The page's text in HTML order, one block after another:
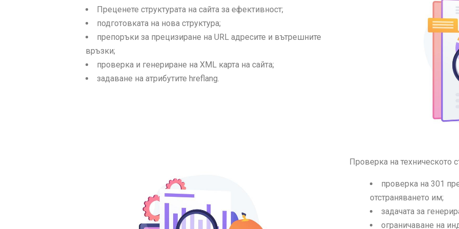
Преценете структурата на сайта за ефективност;
подготовката на нова структура;
препоръки за прецизиране на URL адресите и вътрешните
връзки;
проверка и генериране на XML карта на сайта;
задаване на атрибутите hreflang.
Проверка на техническото
проверка на 301
отстраняването им;
задачата за
ограничаване на